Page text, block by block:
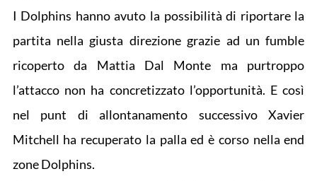
I Dolphins hanno avuto la possibilità di riportare la
partita nella giusta direzione grazie ad un fumble
ricoperto da Mattia Dal Monte ma purtroppo
l’attacco non ha concretizzato l’opportunità. E così
nel punt di allontanamento successivo Xavier
Mitchell ha recuperato la palla ed è corso nella end
zone Dolphins.